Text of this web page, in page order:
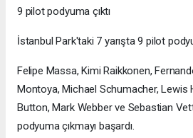
9 pilot podyuma çıktı
İstanbul Park'taki 7 yarışta 9 pilot
Felipe Massa, Kimi Raikkonen,
Montoya, Michael Schumacher, Lewis
Button, Mark Webber ve Sebastian
podyuma çıkmayı başardı.